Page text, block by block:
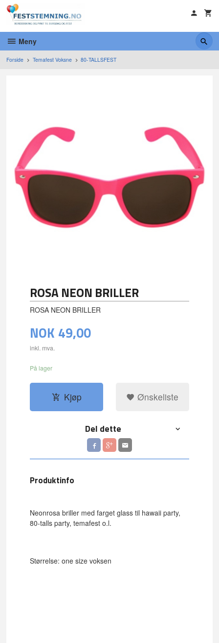
Gå
innholdet
Meny
Forside Temafest Voksne 80-TALLSFEST
ROSA NEON BRILLER
ROSA NEON BRILLER
NOK 49,00
inkl. mva.
På lager
Kjøp Ønskeliste
Del dette
Produktinfo
Neonrosa briller med farget glass til hawaii party,
80-talls party, temafest o.l.
Størrelse: one size voksen